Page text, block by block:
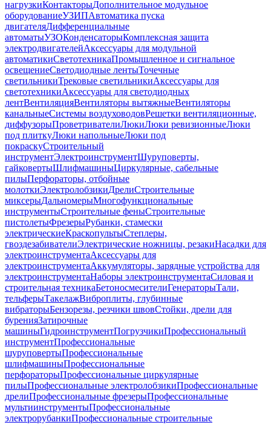
нагрузкиКонтакторыДополнительное модульное
оборудованиеУЗИПАвтоматика пуска
двигателяДифференциальные
автоматыУЗОКонденсаторыКомплексная защита
электродвигателейАксессуары для модульной
автоматикиСветотехникаПромышленное и сигнальное
освещениеСветодиодные лентыТочечные
светильникиТрековые светильникиАксессуары для
светотехникиАксессуары для светодиодных
лентВентиляцияВентиляторы вытяжныеВентиляторы
канальныеСистемы воздуховодовРешетки вентиляционные,
диффузорыПроветривателиЛюкиЛюки ревизионныеЛюки
под плиткуЛюки напольныеЛюки под
покраскуСтроительный
инструментЭлектроинструментШуруповерты,
гайковертыШлифмашиныЦиркулярные, сабельные
пилыПерфораторы, отбойные
молоткиЭлектролобзикиДрелиСтроительные
миксерыДальномерыМногофункциональные
инструментыСтроительные феныСтроительные
пистолетыФрезерыРубанки, стамески
электрическиеКраскопультыСтеплеры,
гвоздезабивателиЭлектрические ножницы, резакиНасадки для
электроинструментаАксессуары для
электроинструментаАккумуляторы, зарядные устройства для
электроинструментаНаборы электроинструментаСиловая и
строительная техникаБетоносмесителиГенераторыТали,
тельферыТакелажВиброплиты, глубинные
вибраторыБензорезы, резчики швовСтойки, дрели для
буренияЗатирочные
машиныГидроинструментПогрузчикиПрофессиональный
инструментПрофессиональные
шуруповертыПрофессиональные
шлифмашиныПрофессиональные
перфораторыПрофессиональные циркулярные
пилыПрофессиональные электролобзикиПрофессиональные
дрелиПрофессиональные фрезерыПрофессиональные
мультиинструментыПрофессиональные
электрорубанкиПрофессиональные строительные